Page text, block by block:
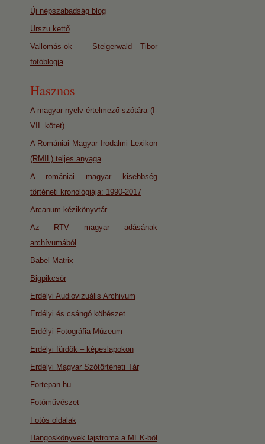
Új népszabadság blog
Urszu kettő
Vallomás-ok – Steigerwald Tibor
fotóblogja
Hasznos
A magyar nyelv értelmező szótára (I-
VII. kötet)
A Romániai Magyar Irodalmi Lexikon
(RMIL) teljes anyaga
A romániai magyar kisebbség
történeti kronológiája: 1990-2017
Arcanum kézikönyvtár
Az RTV magyar adásának
archívumából
Babel Matrix
Bigpikcsör
Erdélyi Audiovizuális Archivum
Erdélyi és csángó költészet
Erdélyi Fotográfia Múzeum
Erdélyi fürdők – képeslapokon
Erdélyi Magyar Szótörténeti Tár
Fortepan.hu
Fotóművészet
Fotós oldalak
Hangoskönyvek lajstroma a MEK-ből